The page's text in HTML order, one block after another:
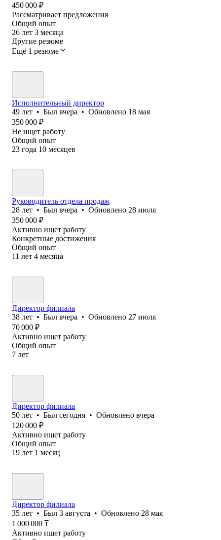
450 000 ₽
Рассматривает предложения
Общий опыт
26 лет 3 месяца
Другие резюме
Ещё 1 резюме
Исполнительный директор
49 лет • Был вчера • Обновлено 18 мая
350 000 ₽
Не ищет работу
Общий опыт
23 года 10 месяцев
Руководитель отдела продаж
28 лет • Был вчера • Обновлено 28 июля
350 000 ₽
Активно ищет работу
Конкретные достижения
Общий опыт
11 лет 4 месяца
Директор филиала
38 лет • Был вчера • Обновлено 27 июля
70 000 ₽
Активно ищет работу
Общий опыт
7 лет
Директор филиала
50 лет • Был сегодня • Обновлено вчера
120 000 ₽
Активно ищет работу
Общий опыт
19 лет 1 месяц
Директор филиала
35 лет • Был 3 августа • Обновлено 28 мая
1 000 000 ₸
Активно ищет работу